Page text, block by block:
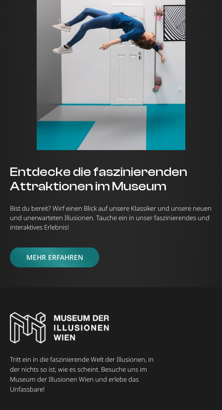
Entdecke die faszinierenden
Attraktionen im Museum
Bist du bereit? Wirf einen Blick auf unsere Klassiker und unsere neuen
und unerwarteten Illusionen. Tauche ein in unser faszinierendes und
interaktives Erlebnis!
MEHR ERFAHREN
Tritt ein in die faszinierende Welt der Illusionen, in
der nichts so ist, wie es scheint. Besuche uns im
Museum der Illusionen Wien und erlebe das
Unfassbare!